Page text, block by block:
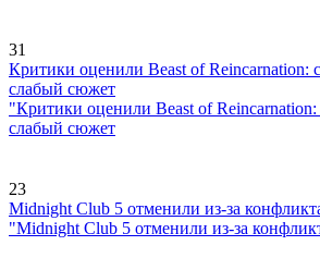
31
Критики оценили Beast of Reincarnation:
слабый сюжет
"Критики оценили Beast of
слабый сюжет
23
Midnight Club 5 отменили из-за
"Midnight Club 5 отменили из-за